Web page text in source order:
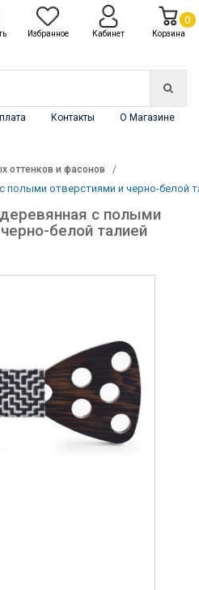
Контакты О Магазине
оттенков и фасонов
полыми отверстиями и черно-белой
с полыми
белой талией
Избранное Кабинет Корзина
0